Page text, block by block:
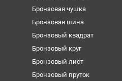
Бронзовая чушка
Бронзовая шина
Бронзовый квадрат
Бронзовый круг
Бронзовый лист
Бронзовый пруток